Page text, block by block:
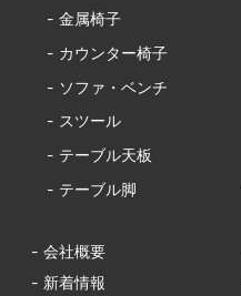
- 金属椅子
- カウンター椅子
- ソファ・ベンチ
- スツール
- テーブル天板
- テーブル脚
- 会社概要
- 新着情報